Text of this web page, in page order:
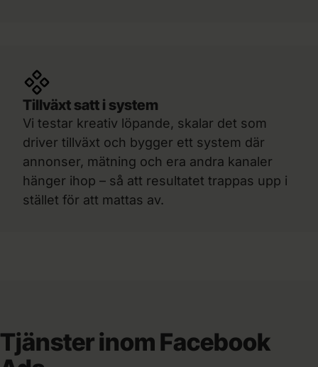
Tillväxt satt i system
Vi testar kreativ löpande, skalar det som
driver tillväxt och bygger ett system där
annonser, mätning och era andra kanaler
hänger ihop – så att resultatet trappas upp i
stället för att mattas av.
Tjänster inom Facebook